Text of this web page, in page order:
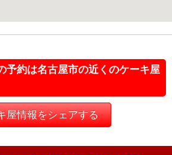
予約は名古屋市の近くのケーキ屋
屋情報をシェアする